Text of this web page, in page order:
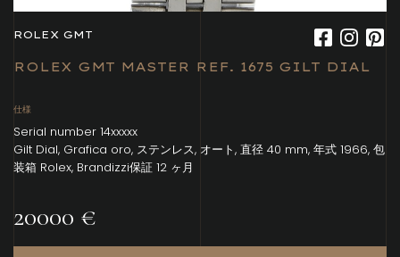
ROLEX GMT
ROLEX GMT MASTER REF. 1675 GILT DIAL
仕様
Serial number 14xxxxx
Gilt Dial, Grafica oro, ステンレス, オート, 直径 40 mm, 年式 1966, 包
装箱 Rolex, Brandizzi保証 12 ヶ月
20000 €